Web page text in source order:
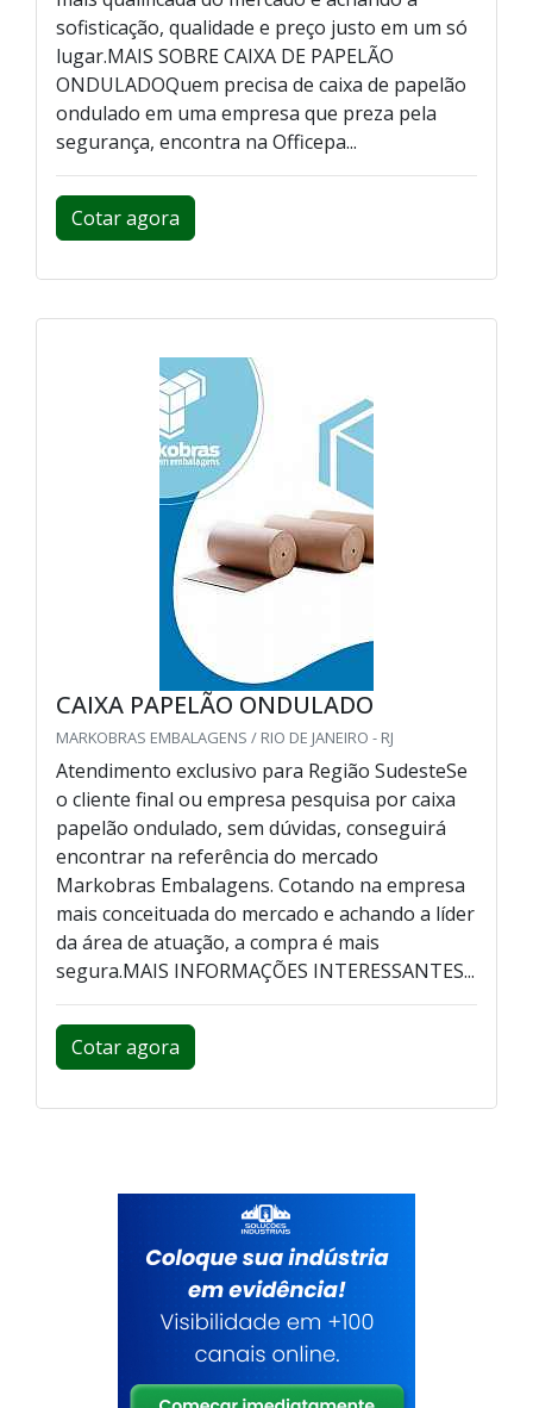
sofisticação, qualidade e preço justo em um só
lugar.MAIS SOBRE CAIXA DE PAPELÃO
ONDULADOQuem precisa de caixa de papelão
ondulado em uma empresa que preza pela
segurança, encontra na Officepa...
Cotar agora
CAIXA PAPELÃO ONDULADO
MARKOBRAS EMBALAGENS / RIO DE JANEIRO - RJ
Atendimento exclusivo para Região SudesteSe
o cliente final ou empresa pesquisa por caixa
papelão ondulado, sem dúvidas, conseguirá
encontrar na referência do mercado
Markobras Embalagens. Cotando na empresa
mais conceituada do mercado e achando a líder
da área de atuação, a compra é mais
segura.MAIS INFORMAÇÕES INTERESSANTES...
Cotar agora